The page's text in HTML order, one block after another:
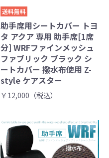
送料無料
助手席用シートカバー トヨ
タ アクア 専用 助手席[1席
分] WRFファインメッシュ
ファブリック ブラック シ
ートカバー 撥水布使用 Z-
style ケアスター
￥12,000（税込）